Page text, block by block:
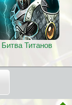
Битва Титанов